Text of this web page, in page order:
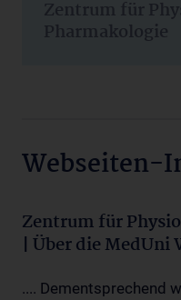
Zentrum für
Pharmakologie
Webseiten-
Zentrum für
| Über die MedUni
.... Dementsprechend